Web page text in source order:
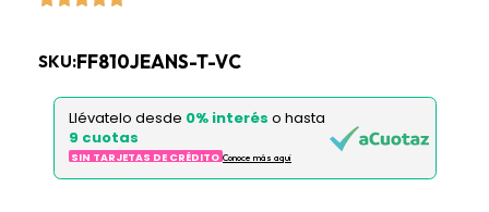
SKU:FF810JEANS-T-VC
Llévatelo desde 0% interés o hasta
9 cuotas
SIN TARJETAS DE CRÉDITO Conoce más aqui